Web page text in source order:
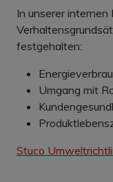
In unserer
festgehalten:
Umgang mit
Stuco